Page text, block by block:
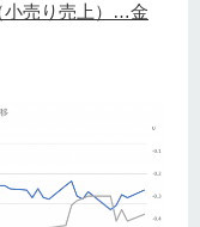
小売り売上）…金